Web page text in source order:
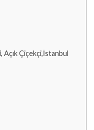
Açık Çiçekçi,İstanbul